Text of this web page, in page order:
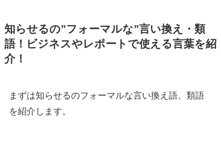
知らせるの”フォーマルな”言い換え・類
語！ビジネスやレポートで使える言葉を紹
介！
まずは知らせるのフォーマルな言い換え語、類語
を紹介します。